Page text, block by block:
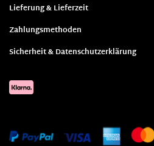
Lieferung & Lieferzeit
Zahlungsmethoden
Sicherheit & Datenschutzerklärung